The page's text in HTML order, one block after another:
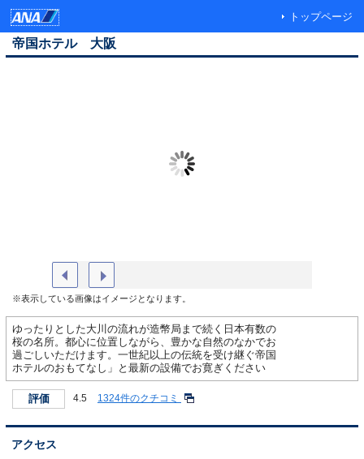
トップページ
帝国ホテル 大阪
※表示している画像はイメージとなります。
ゆったりとした大川の流れが造幣局まで続く日本有数の
桜の名所。都心に位置しながら、豊かな自然のなかでお
過ごしいただけます。一世紀以上の伝統を受け継ぐ帝国
ホテルのおもてなし」と最新の設備でお寛ぎください
評価 4.5 1324件のクチコミ
アクセス